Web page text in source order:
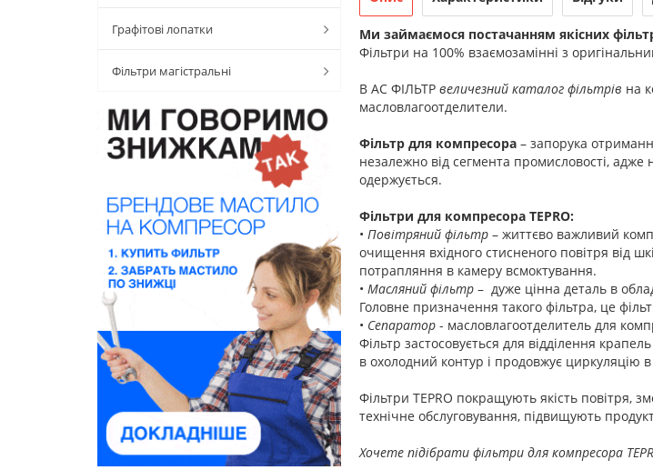
Графітові лопатки
Фільтри магістральні
Ми займаємося постачанням якісних
Фільтри на 100% взаємозамінні з
В АС ФІЛЬТРвеличезний каталог фільтрів на
масловлагоотделители.
Фільтр для компресора – запорука
незалежно від сегмента промисловості,
одержується.
Фільтри для компресора TEPRO:
• Повітряний фільтр– життєво важливий
очищення вхідного стисненого повітря від
потрапляння в камеру всмоктування.
• Масляний фільтр– дуже цінна деталь в
Головне призначення такого фільтра, це
• Сепаратор - масловлагоотделитель для
Фільтр застосовується для відділення
в охолодний контур і продовжує циркуляцію
Фільтри TEPRO покращують якість
технічне обслуговування, підвищують
Хочете підібрати фільтри для компресора